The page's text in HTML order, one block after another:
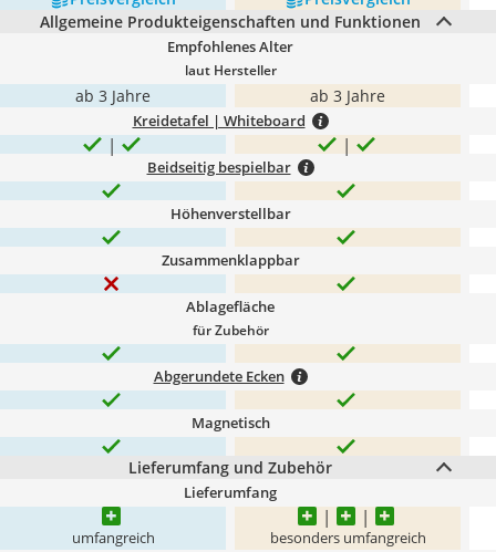
Allgemeine Produkteigenschaften und Funktionen
Empfohlenes Alter
laut Hersteller
ab 3 Jahre ab 3 Jahre
Kreidetafel | Whiteboard
Beidseitig bespielbar
Höhenverstellbar
Zusammenklappbar
Ablagefläche
für Zubehör
Abgerundete Ecken
Magnetisch
Lieferumfang und Zubehör
Lieferumfang
umfangreich besonders umfangreich